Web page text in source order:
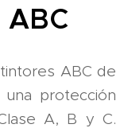
ABC
ABC de
protección
A, B y C.